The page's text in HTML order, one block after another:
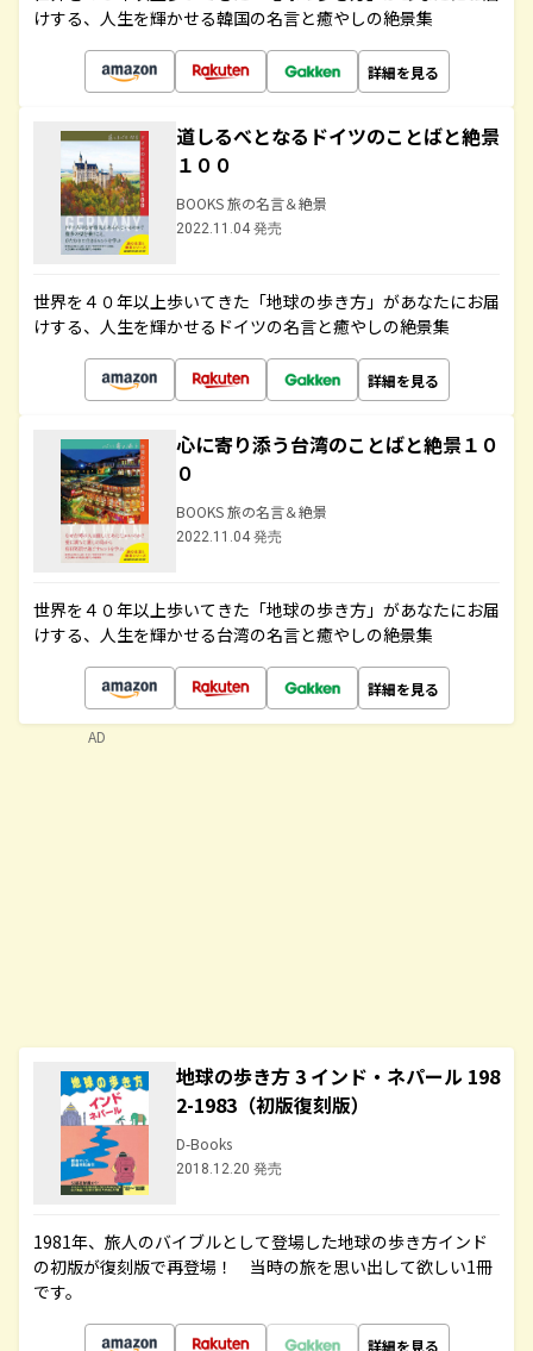
けする、人生を輝かせる韓国の名言と癒やしの絶景集
詳細を見る
道しるべとなるドイツのことばと絶景
１００
BOOKS 旅の名言＆絶景
2022.11.04 発売
世界を４０年以上歩いてきた「地球の歩き方」があなたにお届
けする、人生を輝かせるドイツの名言と癒やしの絶景集
詳細を見る
心に寄り添う台湾のことばと絶景１０
０
BOOKS 旅の名言＆絶景
2022.11.04 発売
世界を４０年以上歩いてきた「地球の歩き方」があなたにお届
けする、人生を輝かせる台湾の名言と癒やしの絶景集
詳細を見る
地球の歩き方 3 インド・ネパール 198
2-1983（初版復刻版）
D-Books
2018.12.20 発売
1981年、旅人のバイブルとして登場した地球の歩き方インド
の初版が復刻版で再登場！ 当時の旅を思い出して欲しい1冊
です。
詳細を見る
AD